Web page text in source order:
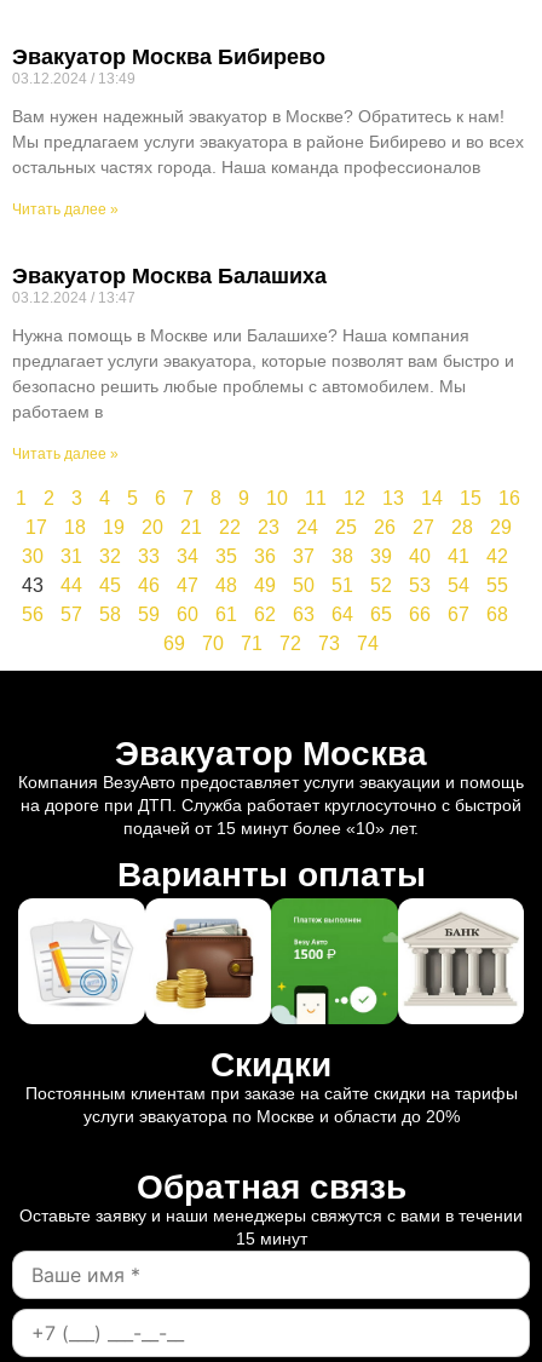
Эвакуатор Москва Бибирево
03.12.2024 13:49
Вам нужен надежный эвакуатор в Москве? Обратитесь к нам!
Мы предлагаем услуги эвакуатора в районе Бибирево и во всех
остальных частях города. Наша команда профессионалов
Читать далее »
Эвакуатор Москва Балашиха
03.12.2024 13:47
Нужна помощь в Москве или Балашихе? Наша компания
предлагает услуги эвакуатора, которые позволят вам быстро и
безопасно решить любые проблемы с автомобилем. Мы
работаем в
Читать далее »
1 2 3 4 5 6 7 8 9 10 11 12 13 14 15
16
17
18 19 20 21 22 23 24 25 26 27 28
29
30
31 32 33 34 35 36 37 38 39 40 41
42
43
44 45 46 47 48 49 50 51 52 53 54
55
56
57 58 59 60 61 62 63 64 65 66 67
68
69
70 71 72 73 74
Эвакуатор Москва
Компания ВезуАвто предоставляет услуги эвакуации и помощь
на дороге при ДТП. Служба работает круглосуточно с быстрой
подачей от 15 минут более «10» лет.
Варианты оплаты
Скидки
Постоянным клиентам при заказе на сайте скидки на тарифы
услуги эвакуатора по Москве и области до 20%
Обратная связь
Оставьте заявку и наши менеджеры свяжутся с вами в течении
15 минут